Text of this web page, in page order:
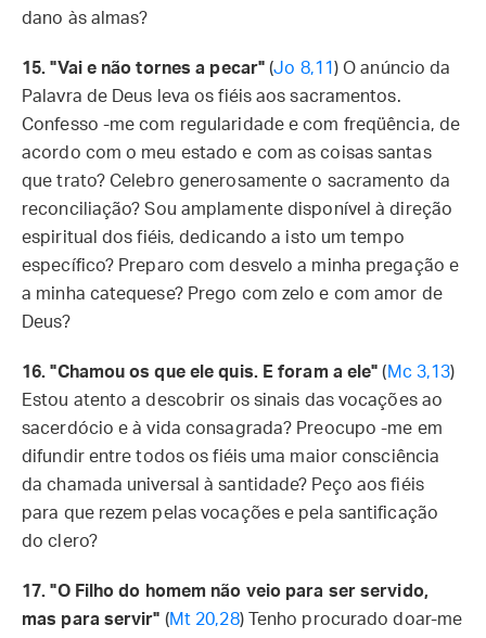
dano às almas?
15. "Vai e não tornes a pecar" (Jo 8,11 ) O anúncio da
Palavra de Deus leva os fiéis aos sacramentos.
Confesso -me com regularidade e com freqüência, de
acordo com o meu estado e com as coisas santas
que trato? Celebro generosamente o sacramento da
reconciliação? Sou amplamente disponível à direção
espiritual dos fiéis, dedicando a isto um tempo
específico? Preparo com desvelo a minha pregação e
a minha catequese? Prego com zelo e com amor de
Deus?
16. "Chamou os que ele quis. E foram a ele" (Mc 3,13)
Estou atento a descobrir os sinais das vocações ao
sacerdócio e à vida consagrada? Preocupo -me em
difundir entre todos os fiéis uma maior consciência
da chamada universal à santidade? Peço aos fiéis
para que rezem pelas vocações e pela santificação
do clero?
17. "O Filho do homem não veio para ser servido,
mas para servir" (Mt 20,28) Tenho procurado doar-me